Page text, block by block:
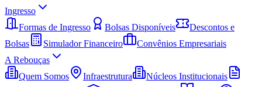
Ingresso
Formas de Ingresso
Bolsas Disponíveis
Descontos e
Bolsas
Simulador Financeiro
Convênios Empresariais
A Rebouças
Quem Somos
Infraestrutura
Núcleos Institucionais